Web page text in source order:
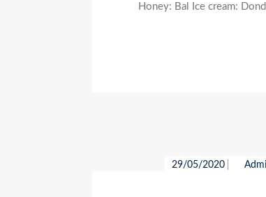
Honey: Bal Ice cream:
29/05/2020